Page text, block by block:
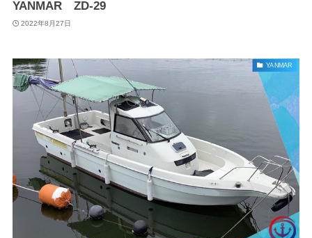
YANMAR ZD-29
2022年8月27日
YANMAR